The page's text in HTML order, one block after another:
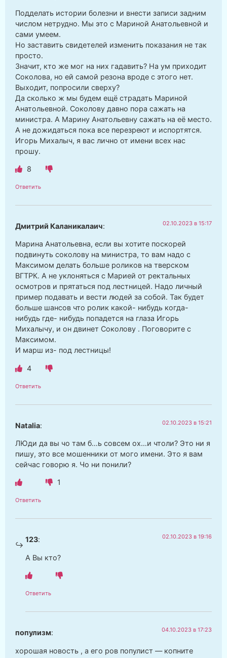
Подделать истории болезни и внести записи задним
числом нетрудно. Мы это с Мариной Анатольевной и
сами умеем.
Но заставить свидетелей изменить показания не так
просто.
Значит, кто же мог на них гадавить? На ум приходит
Соколова, но ей самой резона вроде с этого нет.
Выходит, попросили сверху?
Да сколько ж мы будем ещё страдать Мариной
Анатольевной. Соколову давно пора сажать на
министра. А Марину Анатольевну сажать на её место.
А не дожидаться пока все перезреют и испортятся.
Игорь Михалыч, я вас лично от имени всех нас
прошу.
8
Ответить
Дмитрий Каланикалаич: 02.10.2023 в 15:17
Марина Анатольевна, если вы хотите поскорей
подвинуть соколову на министра, то вам надо с
Максимом делать больше роликов на тверском
ВГТРК. А не уклоняться с Марией от ректальных
осмотров и прятаться под лестницей. Надо личный
пример подавать и вести людей за собой. Так будет
больше шансов что ролик какой- нибудь когда-
нибудь где- нибудь попадется на глаза Игорь
Михалычу, и он двинет Соколову . Поговорите с
Максимом.
И марш из- под лестницы!
4
Ответить
Natalia: 02.10.2023 в 15:21
ЛЮди да вы чо там б…ь совсем ох…и чтоли? Это ни я
пишу, это все мошенники от мого имени. Это я вам
сейчас говорю я. Чо ни понили?
1
Ответить
123: 02.10.2023 в 19:16
А Вы кто?
Ответить
популизм: 04.10.2023 в 17:23
хорошая новость , а его ров популист — копните